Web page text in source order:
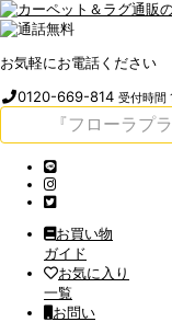
お気軽にお電話ください
0120-669-814受付時間
お買い物
ガイド
お気に入り
一覧
お問い